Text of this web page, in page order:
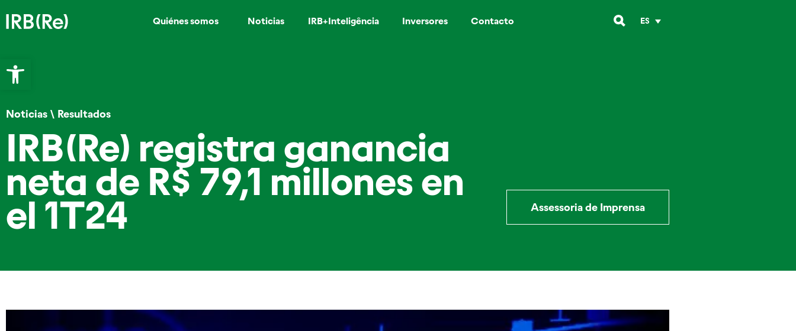
Abrir barra de herramientas
Quiénes somos Noticias IRB+Inteligência Inversores Contacto ES
Noticias \ Resultados
IRB(Re) registra ganancia
neta de R$ 79,1 millones en
el 1T24 Assessoria de Imprensa